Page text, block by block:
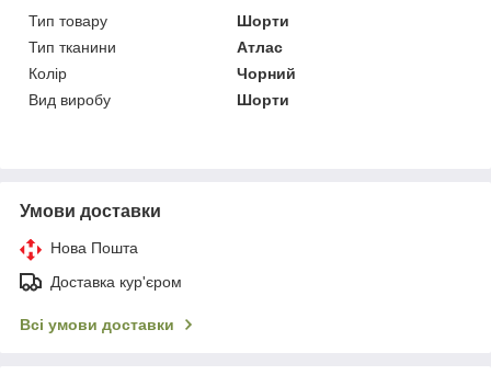
Тип товару
Шорти
Тип тканини
Атлас
Колір
Чорний
Вид виробу
Шорти
Умови доставки
Нова Пошта
Доставка кур'єром
Всі умови доставки